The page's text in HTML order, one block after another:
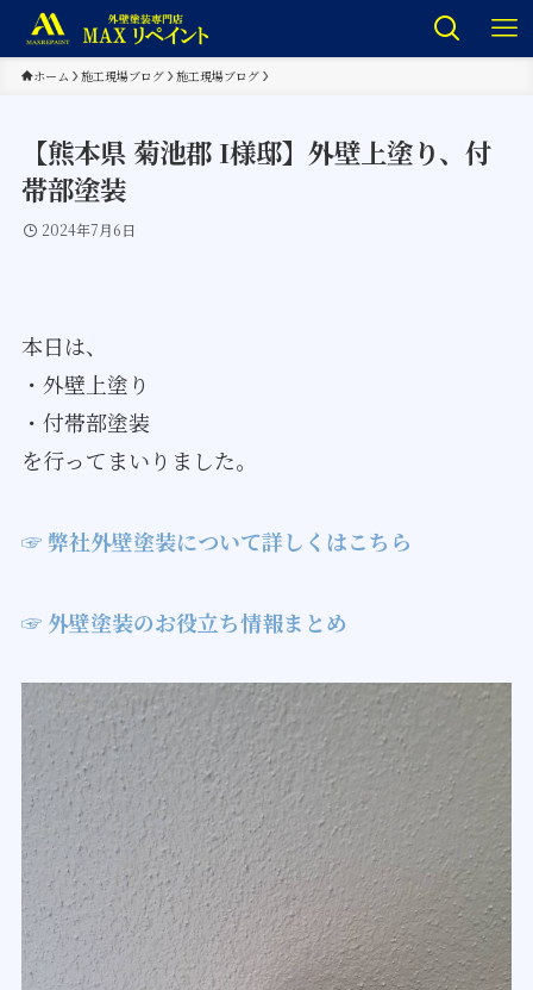
ホーム 施工現場ブログ 施工現場ブログ
【熊本県 菊池郡 I様邸】外壁上塗り、付
帯部塗装
2024年7月6日
本日は、
・外壁上塗り
・付帯部塗装
​​​​​​​を行ってまいりました。
☞ 弊社外壁塗装について詳しくはこちら
☞ 外壁塗装のお役立ち情報まとめ